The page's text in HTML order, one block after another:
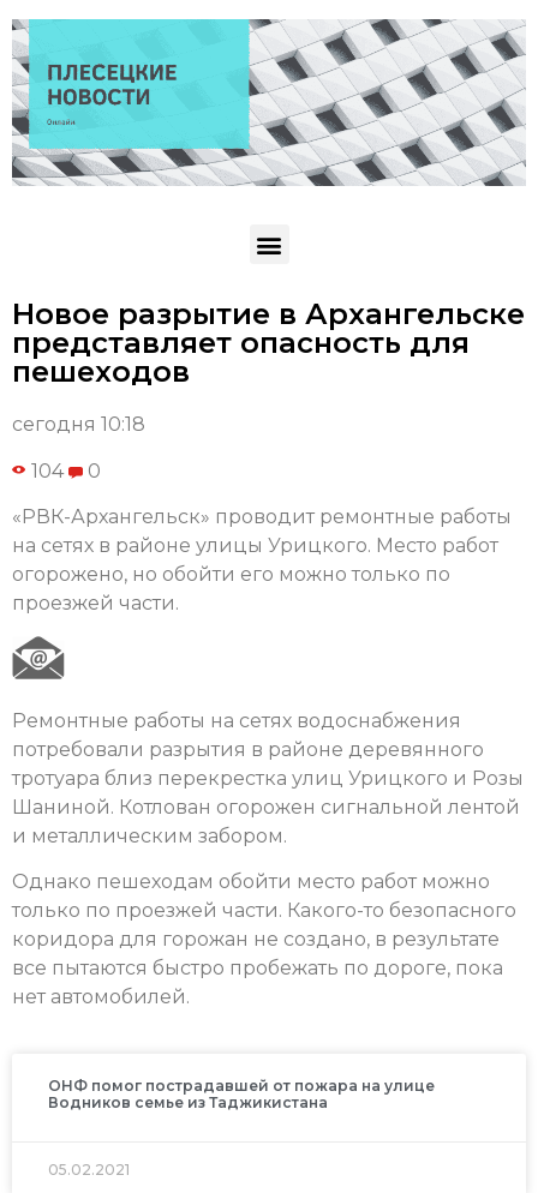
Новое разрытие в Архангельске
представляет опасность для
пешеходов
сегодня 10:18
104 0
«РВК-Архангельск» проводит ремонтные работы
на сетях в районе улицы Урицкого. Место работ
огорожено, но обойти его можно только по
проезжей части.
Ремонтные работы на сетях водоснабжения
потребовали разрытия в районе деревянного
тротуара близ перекрестка улиц Урицкого и Розы
Шаниной. Котлован огорожен сигнальной лентой
и металлическим забором.
Однако пешеходам обойти место работ можно
только по проезжей части. Какого-то безопасного
коридора для горожан не создано, в результате
все пытаются быстро пробежать по дороге, пока
нет автомобилей.
ОНФ помог пострадавшей от пожара на улице
Водников семье из Таджикистана
05.02.2021